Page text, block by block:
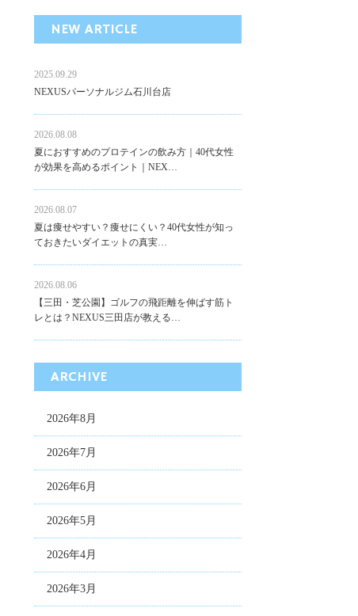
NEW ARTICLE
2025.09.29
NEXUSパーソナルジム石川台店
2026.08.08
夏におすすめのプロテインの飲み方｜40代女性
が効果を高めるポイント｜NEX…
2026.08.07
夏は痩せやすい？痩せにくい？40代女性が知っ
ておきたいダイエットの真実…
2026.08.06
【三田・芝公園】ゴルフの飛距離を伸ばす筋ト
レとは？NEXUS三田店が教える…
ARCHIVE
2026年8月
2026年7月
2026年6月
2026年5月
2026年4月
2026年3月